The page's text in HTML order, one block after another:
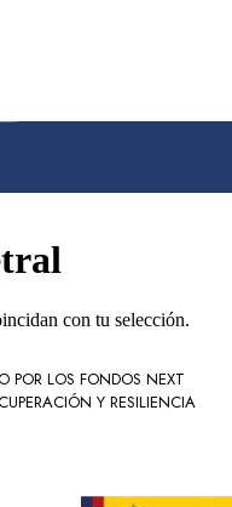
con tu selección.
POR LOS FONDOS NEXT
Y RESILIENCIA